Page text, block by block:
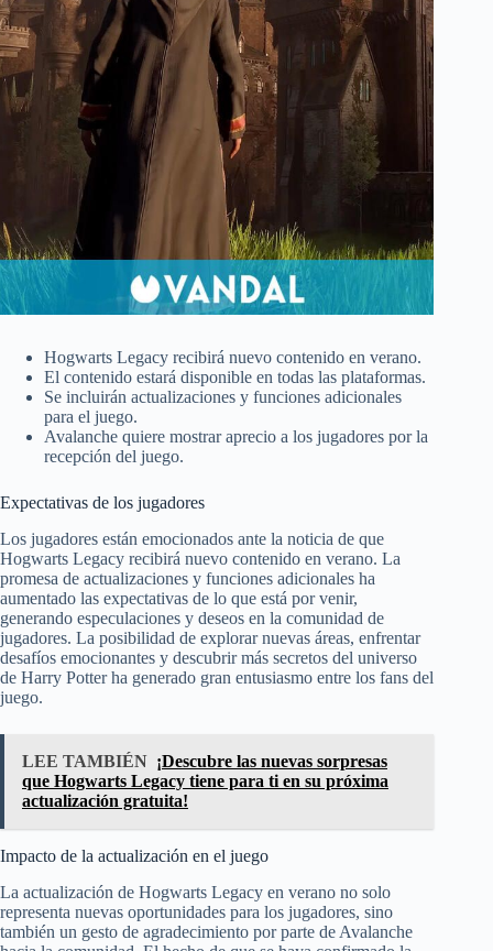
Hogwarts Legacy recibirá nuevo contenido en verano.
El contenido estará disponible en todas las plataformas.
Se incluirán actualizaciones y funciones adicionales
para el juego.
Avalanche quiere mostrar aprecio a los jugadores por la
recepción del juego.
Expectativas de los jugadores
Los jugadores están emocionados ante la noticia de que
Hogwarts Legacy recibirá nuevo contenido en verano. La
promesa de actualizaciones y funciones adicionales ha
aumentado las expectativas de lo que está por venir,
generando especulaciones y deseos en la comunidad de
jugadores. La posibilidad de explorar nuevas áreas, enfrentar
desafíos emocionantes y descubrir más secretos del universo
de Harry Potter ha generado gran entusiasmo entre los fans del
juego.
LEE TAMBIÉN ¡Descubre las nuevas sorpresas
que Hogwarts Legacy tiene para ti en su próxima
actualización gratuita!
Impacto de la actualización en el juego
La actualización de Hogwarts Legacy en verano no solo
representa nuevas oportunidades para los jugadores, sino
también un gesto de agradecimiento por parte de Avalanche